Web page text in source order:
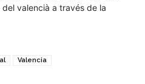
valencià a través de la
Valencia